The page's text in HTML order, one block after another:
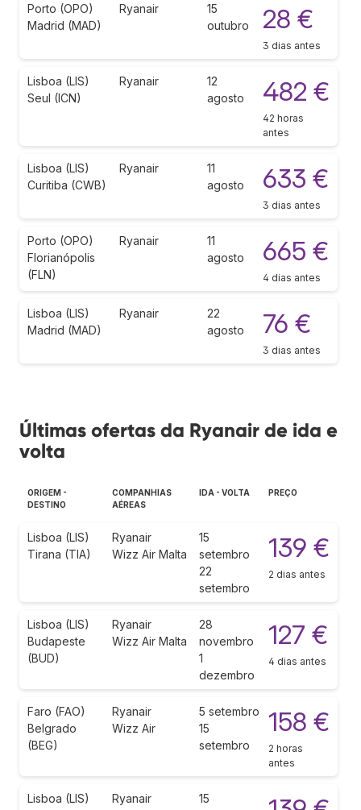
Porto (OPO)
Madrid (MAD)
Ryanair
15
outubro
28 €
3 dias antes
Lisboa (LIS)
Seul (ICN)
Ryanair
12
agosto
482 €
42 horas
antes
Lisboa (LIS)
Curitiba (CWB)
Ryanair
11
agosto
633 €
3 dias antes
Porto (OPO)
Florianópolis
(FLN)
Ryanair
11
agosto
665 €
4 dias antes
Lisboa (LIS)
Madrid (MAD)
Ryanair
22
agosto
76 €
3 dias antes
Últimas ofertas da Ryanair de ida e
volta
ORIGEM -
DESTINO
COMPANHIAS
AÉREAS
IDA - VOLTA PREÇO
Lisboa (LIS)
Tirana (TIA)
Ryanair
Wizz Air Malta
15
setembro
22
setembro
139 €
2 dias antes
Lisboa (LIS)
Budapeste
(BUD)
Ryanair
Wizz Air Malta
28
novembro
1
dezembro
127 €
4 dias antes
Faro (FAO)
Belgrado
(BEG)
Ryanair
Wizz Air
5 setembro
15
setembro
158 €
2 horas
antes
Lisboa (LIS)
Ryanair
15